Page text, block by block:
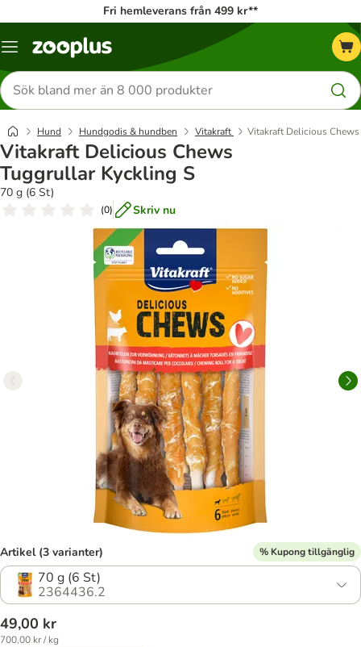
Fri hemleverans från 499 kr**
Katalogmeny
Sök
efter
produkter
Hund Hundgodis & hundben Vitakraft Vitakraft Delicious
Vitakraft Delicious Chews
Tuggrullar Kyckling S
70 g (6 St)
(0) Skriv nu
Artikel (3 varianter) % Kupong tillgänglig
70 g (6 St)
2364436.2
49,00 kr
700,00 kr / kg